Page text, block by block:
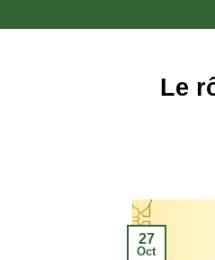
Le
27
Oct